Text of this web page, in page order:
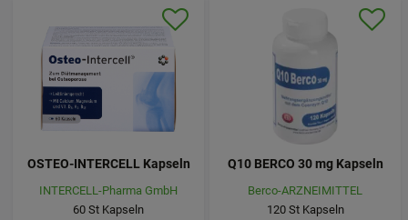
OSTEO-INTERCELL Kapseln
INTERCELL-Pharma GmbH
60 St Kapseln
Q10 BERCO 30 mg Kapseln
Berco-ARZNEIMITTEL
120St Kapseln